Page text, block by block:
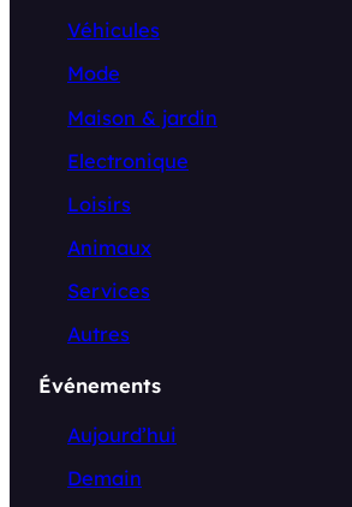
Véhicules
Mode
Maison & jardin
Electronique
Loisirs
Animaux
Services
Autres
Événements
Aujourd’hui
Demain